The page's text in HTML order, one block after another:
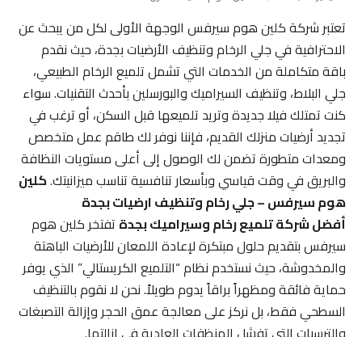
تعتبر شركة كلين هوم سيرفس الوجهة الأولى لكل من يبحث عن
الاحترافية في جلي الرخام وتنظيف الأرضيات بجدة، حيث نقدم
باقة متكاملة من الخدمات التي تشمل تلميع الرخام الطبيعي،
جلي البلاط، وتنظيف السيراميك والبورسلين بأحدث التقنيات. سواء
كنت تمتلك فيلا جديدة وتريد تلميعها قبل السكن، أو ترغب في
تجديد أرضيات منزلك القديم، فإننا نوفر لك طاقم عمل متخصص
ومعدات متطورة تضمن لك الوصول إلى أعلى مستويات النظافة
والبريق في وقت قياسي وبأسعار تنافسية تناسب ميزانيتك.كلين
هوم سيرفس – جلي رخام وتنظيف ارضيات بجدة
أفضل شركة تلميع رخام وسيراميك بجدةتفتخر كلين هوم
سيرفس بتقديم حلول مبتكرة لإعادة اللمعان للأرضيات الباهتة
والمخدوشة، حيث نستخدم نظام “التلميع الكريستالي” الذي يوفر
حماية فائقة ومظهراً براقاً يدوم طويلاً. نحن لا نقوم بالتنظيف
السطحي فقط، بل نركز على معالجة عمق الحجر وإزالة التصبغات